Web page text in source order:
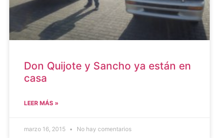
Don Quijote y Sancho ya están en
casa
LEER MÁS »
marzo 16, 2015 No hay comentarios